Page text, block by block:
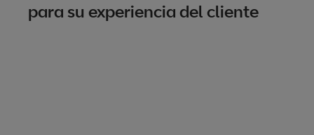
para su experiencia del cliente